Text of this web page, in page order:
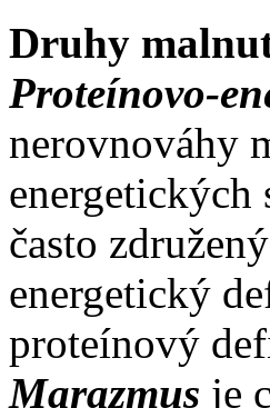
Druhy
Proteínovo-
nerovnováhy
často
energetický
proteínový
Marazmus je